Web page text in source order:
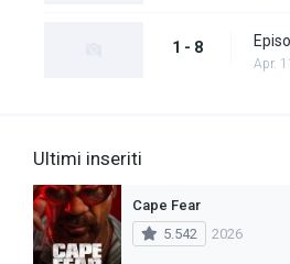
1 - 8
Apr.
Ultimi inseriti
Cape Fear
5.542
2026